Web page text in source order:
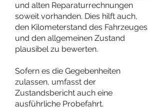
und alten Reparaturrechnungen
soweit vorhanden. Dies hilft auch,
den Kilometerstand des Fahrzeuges
und den allgemeinen Zustand
plausibel zu bewerten.
Sofern es die Gegebenheiten
zulassen, umfasst der
Zustandsbericht auch eine
ausführliche Probefahrt.